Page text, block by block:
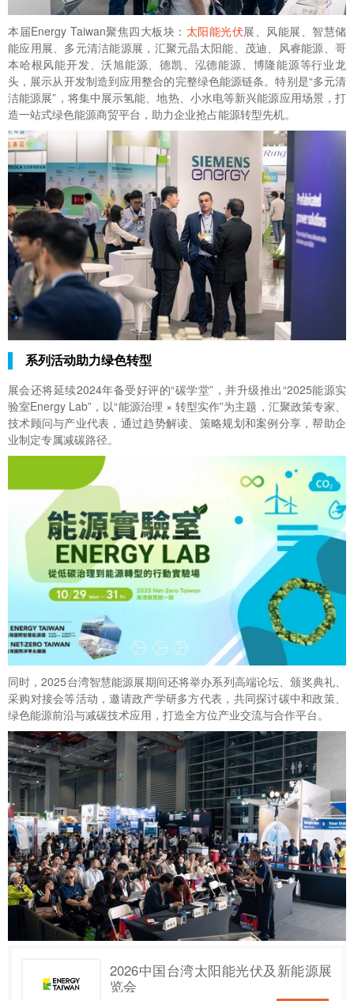
本届Energy Taiwan聚焦四大板块： 太阳能光伏展、风能展、智慧储
能应用展、多元清洁能源展，汇聚元晶太阳能、茂迪、风睿能源、哥
本哈根风能开发、沃旭能源、德凯、泓德能源、博隆能源等行业龙
头，展示从开发制造到应用整合的完整绿色能源链条。特别是“多元清
洁能源展”，将集中展示氢能、地热、小水电等新兴能源应用场景，打
造一站式绿色能源商贸平台，助力企业抢占能源转型先机。
系列活动助力绿色转型
展会还将延续2024年备受好评的“碳学堂”，并升级推出“2025能源实
验室Energy Lab”，以“能源治理 × 转型实作”为主题，汇聚政策专家、
技术顾问与产业代表，通过趋势解读、策略规划和案例分享，帮助企
业制定专属减碳路径。
同时，2025台湾智慧能源展期间还将举办系列高端论坛、颁奖典礼、
采购对接会等活动，邀请政产学研多方代表，共同探讨碳中和政策、
绿色能源前沿与减碳技术应用，打造全方位产业交流与合作平台。
2026中国台湾太阳能光伏及新能源展
览会